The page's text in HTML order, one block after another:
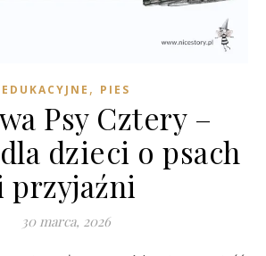
EDUKACYJNE , PIES
Psy Cztery –
dzieci o psach
przyjaźni
30 marca, 2026